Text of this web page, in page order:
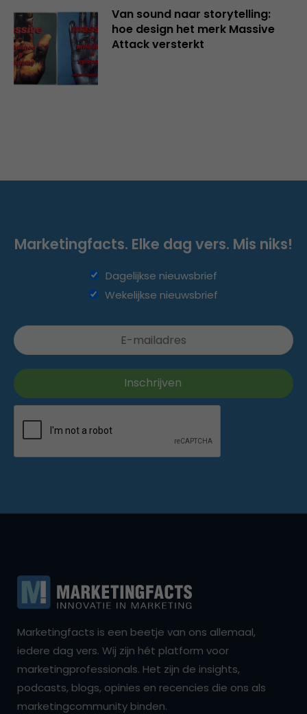
Van sound naar storytelling:
hoe design het merk Massive
Attack versterkt
Marketingfacts. Elke dag vers. Mis niks!
Dagelijkse nieuwsbrief
Wekelijkse nieuwsbrief
Marketingfacts is een beetje van ons allemaal,
iedere dag vers. Wij zijn hét platform voor
marketingprofessionals. Het zijn de insights,
podcasts, blogs, opinies en recencies die ons als
marketingcommunity binden.